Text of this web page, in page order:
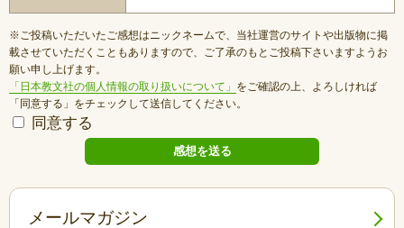
※ご投稿いただいたご感想はニックネームで、当社運営のサイトや出版物に掲
載させていただくこともありますので、ご了承のもとご投稿下さいますようお
願い申し上げます。
「日本教文社の個人情報の取り扱いについて」 をご確認の上、よろしければ
「同意する」をチェックして送信してください。
同意する
メールマガジン